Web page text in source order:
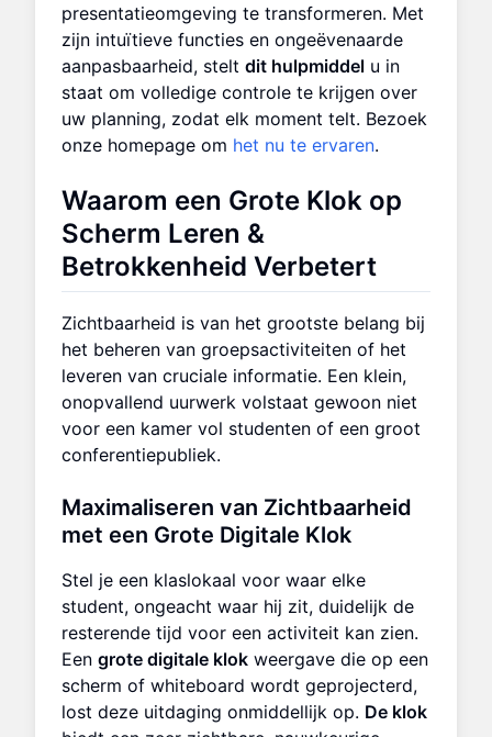
presentatieomgeving te transformeren. Met
zijn intuïtieve functies en ongeëvenaarde
aanpasbaarheid, stelt dit hulpmiddel u in
staat om volledige controle te krijgen over
uw planning, zodat elk moment telt. Bezoek
onze homepage om het nu te ervaren.
Waarom een Grote Klok op
Scherm Leren &
Betrokkenheid Verbetert
Zichtbaarheid is van het grootste belang bij
het beheren van groepsactiviteiten of het
leveren van cruciale informatie. Een klein,
onopvallend uurwerk volstaat gewoon niet
voor een kamer vol studenten of een groot
conferentiepubliek.
Maximaliseren van Zichtbaarheid
met een Grote Digitale Klok
Stel je een klaslokaal voor waar elke
student, ongeacht waar hij zit, duidelijk de
resterende tijd voor een activiteit kan zien.
Een grote digitale klok weergave die op een
scherm of whiteboard wordt geprojecterd,
lost deze uitdaging onmiddellijk op. De klok